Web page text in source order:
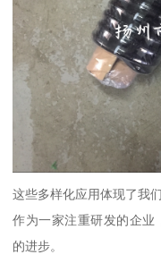
这些多样化应用体现了我
作为一家注重研发的企业
的进步。